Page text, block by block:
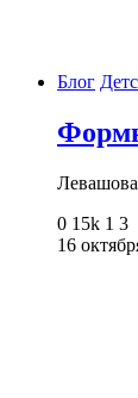
Блог
0 15k 1 3
16